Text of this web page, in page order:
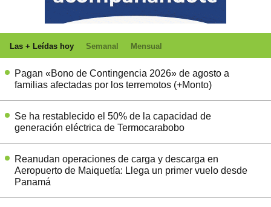
Las + Leídas hoy Semanal Mensual
Pagan «Bono de Contingencia 2026» de agosto a
familias afectadas por los terremotos (+Monto)
Se ha restablecido el 50% de la capacidad de
generación eléctrica de Termocarabobo
Reanudan operaciones de carga y descarga en
Aeropuerto de Maiquetía: Llega un primer vuelo desde
Panamá